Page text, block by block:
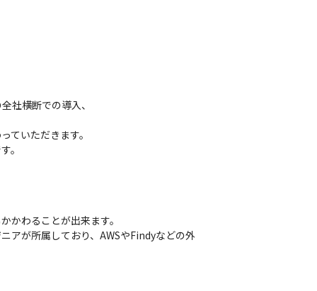
社横断での導入、
ていただきます。
。
かわることが出来ます。
アが所属しており、AWSやFindyなどの外